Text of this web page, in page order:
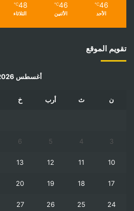
46
℃
الأحد
46
℃
الأثنين
48
℃
الثلاثاء
تقويم الموقع
أغسطس 2026
ن ث أرب خ
3
4
5
6
10
11
12
13
17
18
19
20
24
25
26
27